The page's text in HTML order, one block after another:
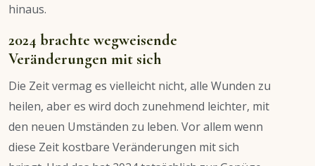
hinaus.
2024 brachte wegweisende
Veränderungen mit sich
Die Zeit vermag es vielleicht nicht, alle Wunden zu
heilen, aber es wird doch zunehmend leichter, mit
den neuen Umständen zu leben. Vor allem wenn
diese Zeit kostbare Veränderungen mit sich